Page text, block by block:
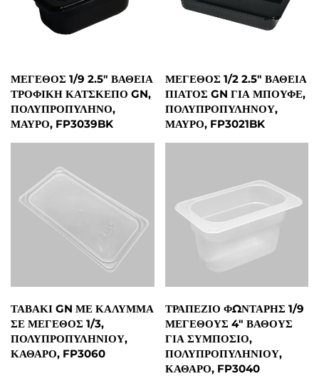
ΜΈΓΕΘΟΣ 1/9 2.5" ΒΑΘΕΊΑ
ΤΡΟΦΙΚΉ ΚΆΤΣΚΕΠΟ GN,
ΠΟΛΥΠΡΟΠΥΛΗΝΟ,
ΜΑΎΡΟ, FP3039BK
ΜΈΓΕΘΟΣ 1/2 2.5" ΒΑΘΕΊΑ
ΠΙΆΤΟΣ GN ΓΙΑ ΜΠΟΥΦΈ,
ΠΟΛΥΠΡΟΠΥΛΗΝΟΎ,
ΜΑΎΡΟ, FP3021BK
ΤΑΒΆΚΙ GN ΜΕ ΚΆΛΥΜΜΑ
ΣΕ ΜΈΓΕΘΟΣ 1/3,
ΠΟΛΥΠΡΟΠΥΛΗΝΊΟΥ,
ΚΑΘΑΡΌ, FP3060
ΤΡΑΠΈΖΙΟ ΦΩΝΤΆΡΗΣ 1/9
ΜΕΓΈΘΟΥΣ 4" ΒΆΘΟΥΣ
ΓΙΑ ΣΥΜΠΌΣΙΟ,
ΠΟΛΥΠΡΟΠΥΛΗΝΊΟΥ,
ΚΑΘΑΡΌ, FP3040